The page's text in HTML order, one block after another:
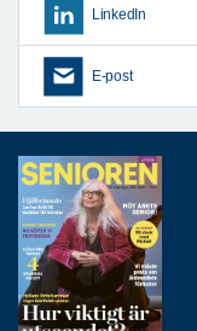
LinkedIn
E-post